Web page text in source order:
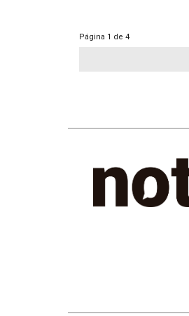
Página 1 de 4